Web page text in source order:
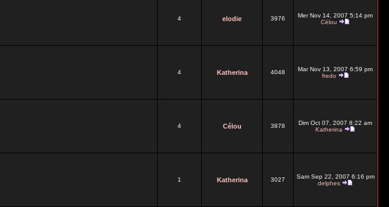
4 elodie 3976
Mer Nov 14, 2007 5:14 pm
Célou
4 Katherina 4048
Mar Nov 13, 2007 6:59 pm
fredo
4 Célou 3878
Dim Oct 07, 2007 8:22 am
Katherina
1 Katherina 3027
Sam Sep 22, 2007 6:16 pm
delphes